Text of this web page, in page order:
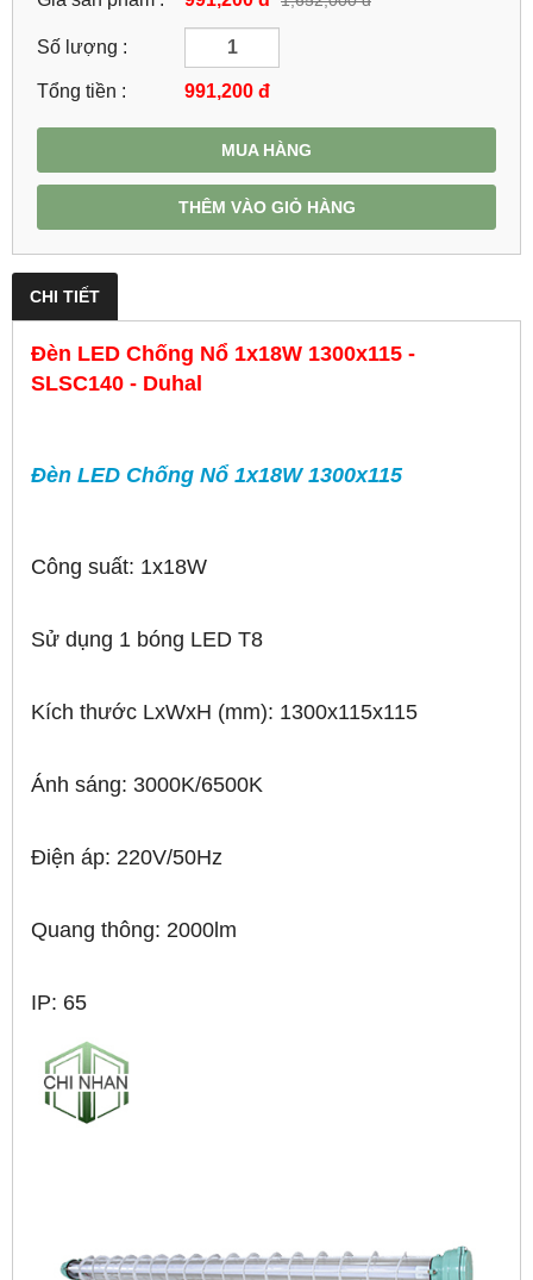
Số lượng :
Tổng tiền : 991,200 đ
MUA HÀNG
THÊM VÀO GIỎ HÀNG
CHI TIẾT
Đèn LED Chống Nổ 1x18W 1300x115 -
SLSC140 - Duhal
Đèn LED Chống Nổ 1x18W 1300x115
Công suất: 1x18W
Sử dụng 1 bóng LED T8
Kích thước LxWxH (mm): 1300x115x115
Ánh sáng: 3000K/6500K
Điện áp: 220V/50Hz
Quang thông: 2000lm
IP: 65